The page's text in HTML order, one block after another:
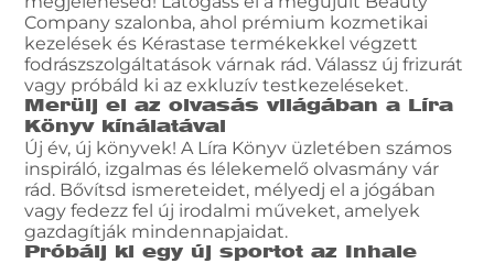
Company szalonba, ahol prémium kozmetikai
kezelések és Kérastase termékekkel végzett
fodrászszolgáltatások várnak rád. Válassz új frizurát
vagy próbáld ki az exkluzív testkezeléseket.
Merülj el az olvasás világában a Líra
Könyv kínálatával
Új év, új könyvek! A Líra Könyv üzletében számos
inspiráló, izgalmas és lélekemelő olvasmány vár
rád. Bővítsd ismereteidet, mélyedj el a jógában
vagy fedezz fel új irodalmi műveket, amelyek
gazdagítják mindennapjaidat.
Próbálj ki egy új sportot az Inhale